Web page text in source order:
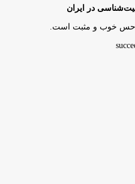
در ایران
حس خوب و مثبت است.